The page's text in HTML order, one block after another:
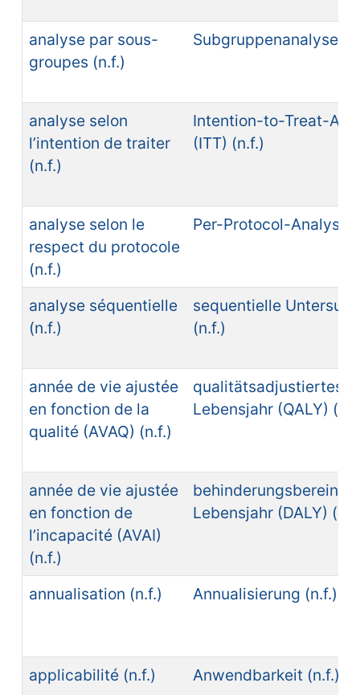
analyse par sous-
groupes (n.f.)
Subgruppenanalyse
analyse selon
l’intention de traiter
(n.f.)
Intention-to-Treat-
(ITT) (n.f.)
analyse selon le
respect du protocole
(n.f.)
Per-Protocol-Analyse
analyse séquentielle
(n.f.)
sequentielle
(n.f.)
année de vie ajustée
en fonction de la
qualité (AVAQ) (n.f.)
qualitätsadjustiertes
Lebensjahr (QALY)
année de vie ajustée
en fonction de
l’incapacité (AVAI)
(n.f.)
Lebensjahr (DALY)
annualisation (n.f.) Annualisierung (n.f.)
applicabilité (n.f.) Anwendbarkeit (n.f.)